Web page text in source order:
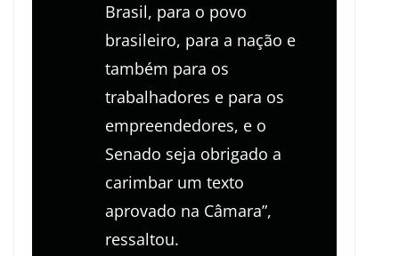
Brasil, para o povo
brasileiro, para a nação e
também para os
trabalhadores e para os
empreendedores, e o
Senado seja obrigado a
carimbar um texto
aprovado na Câmara”,
ressaltou.